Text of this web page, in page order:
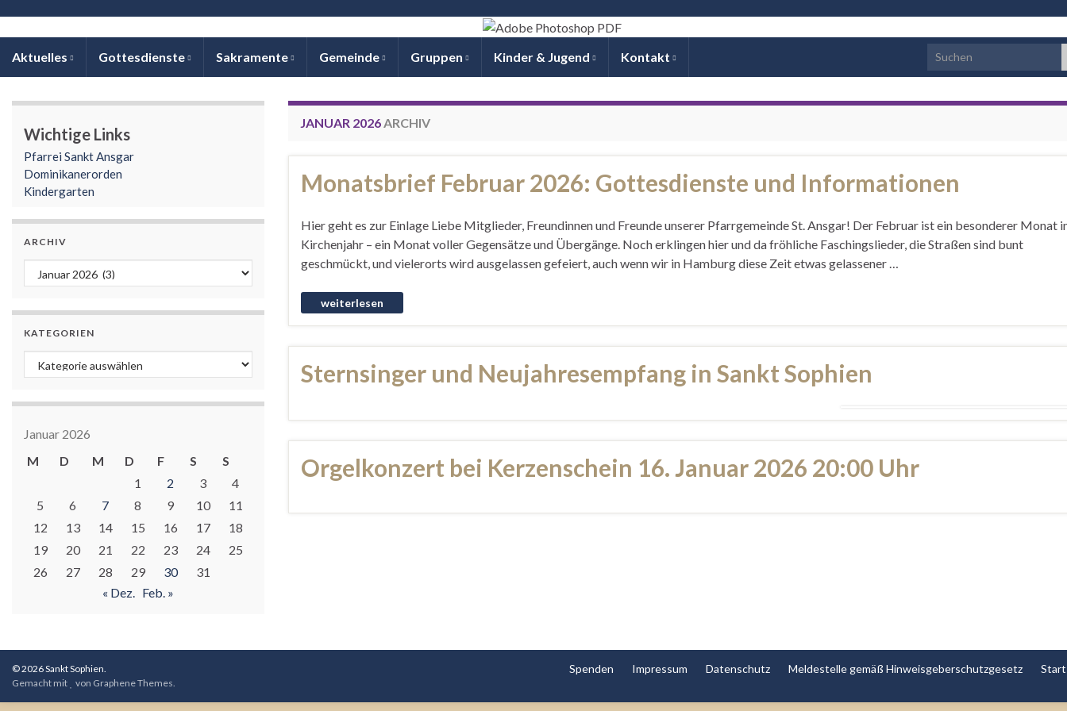
Aktuelles Gottesdienste Sakramente Gemeinde Gruppen Kinder & Jugend Kontakt Search for:
JANUAR 2026ARCHIV
Monatsbrief Februar 2026: Gottesdienste und Informationen
Hier geht es zur Einlage Liebe Mitglieder, Freundinnen und Freunde unserer Pfarrgemeinde St. Ansgar! Der Februar ist ein besonderer Monat
Kirchenjahr – ein Monat voller Gegensätze und Übergänge. Noch erklingen hier und da fröhliche Faschingslieder, die Straßen sind bunt
geschmückt, und vielerorts wird ausgelassen gefeiert, auch wenn wir in Hamburg diese Zeit etwas gelassener …
Sternsinger und Neujahresempfang in Sankt Sophien
Orgelkonzert bei Kerzenschein 16. Januar 2026 20:00 Uhr
Wichtige Links
Pfarrei Sankt Ansgar
Dominikanerorden
Kindergarten
ARCHIV
Archiv
KATEGORIEN
Kategorien
Januar 2026
M
D M D F S
S
1
2 3
4
5
6 7 8 9 10
11
12
13 14 15 16 17
18
19
20 21 22 23 24
25
26
27 28 29 30
31
« Dez. Feb. »
Spenden Impressum Datenschutz Meldestelle gemäß Hinweisgeberschutzgesetz
© 2026 Sankt Sophien.
Gemacht mit
von Graphene Themes